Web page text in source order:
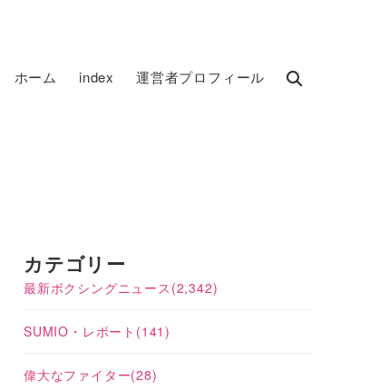
ホーム index 運営者プロフィール
カテゴリー
最新ボクシングニュース (2,342)
SUMIO・レポート (141)
偉大なファイター(28)